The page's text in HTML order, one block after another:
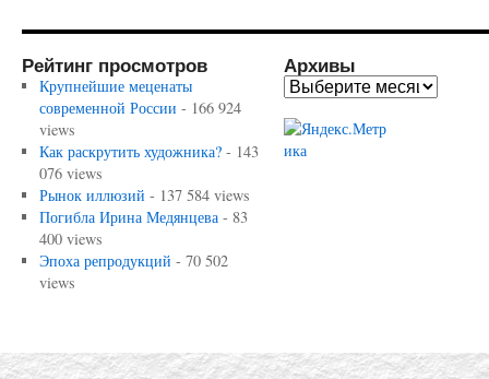
Рейтинг просмотров
Крупнейшие меценаты
современной России - 166 924
views
Как раскрутить художника?- 143
076 views
Рынок иллюзий - 137 584 views
Погибла Ирина Медянцева- 83
400 views
Эпоха репродукций - 70 502
views
Архивы